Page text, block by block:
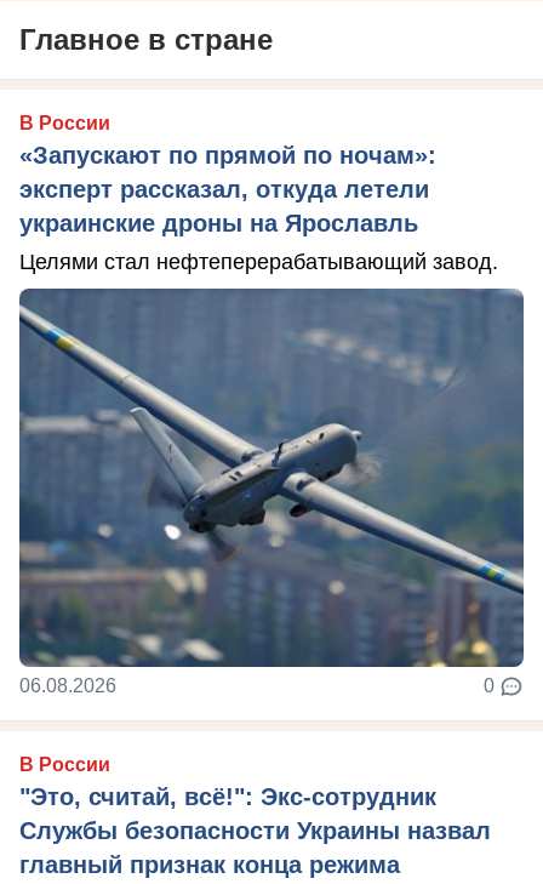
Главное в стране
В России
«Запускают по прямой по ночам»:
эксперт рассказал, откуда летели
украинские дроны на Ярославль
Целями стал нефтеперерабатывающий завод.
06.08.2026 0
В России
"Это, считай, всё!": Экс-сотрудник
Службы безопасности Украины назвал
главный признак конца режима